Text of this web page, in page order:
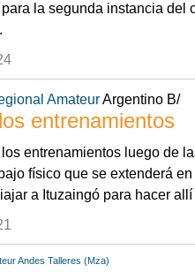
la segunda instancia del
AmateurArgentino B/
entrenamientos
entrenamientos luego de
físico que se extenderá
a Ituzaingó para hacer
Andes Talleres (Mza)